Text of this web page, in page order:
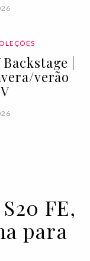
|
verão
FE,
para